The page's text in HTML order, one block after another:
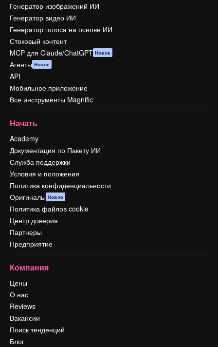
Генератор изображений ИИ
Генератор видео ИИ
Генератор голоса на основе ИИ
Стоковый контент
MCP для Claude/ChatGPT Новое
Агенты Новое
API
Мобильное приложение
Все инструменты Magnific
Начать
Academy
Документация по Пакету ИИ
Служба поддержки
Условия и положения
Политика конфиденциальности
Оригиналы Новое
Политика файлов cookie
Центр доверия
Партнеры
Предприятие
Компания
Цены
О нас
Reviews
Вакансии
Поиск тенденций
Блог